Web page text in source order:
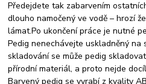
Předejdete tak zabarvením
dlouho namočený ve vodě – hrozí
lámat.Po ukončení práce je nutné
Pedig nenechávejte uskladněný na
skladování se může pedig
přírodní materiál, a proto nejde
Barvený pedig se vyrabí z kvality